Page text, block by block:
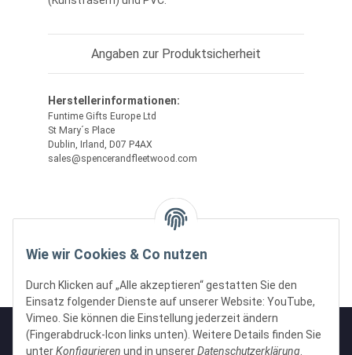
Wie wir Cookies & Co nutzen
Durch Klicken auf „Alle akzeptieren“ gestatten Sie den
Einsatz folgender Dienste auf unserer Website: YouTube,
Vimeo. Sie können die Einstellung jederzeit ändern
(Fingerabdruck-Icon links unten). Weitere Details finden Sie
unterKonfigurieren und in unsererDatenschutzerklärung.
Angaben zur Produktsicherheit
Herstellerinformationen:
Funtime Gifts Europe Ltd
St Mary´s Place
Dublin, Irland, D07 P4AX
sales@spencerandfleetwood.com